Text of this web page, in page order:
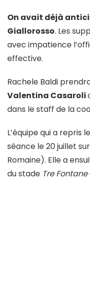
On avait déjà
Giallorosso. Les
avec impatience
effective.
Rachele Baldi
Valentina Casaroli
dans le staff de la
L’équipe qui a
séance le 20 juillet
Romaine). Elle a
du stade Tre Fontane